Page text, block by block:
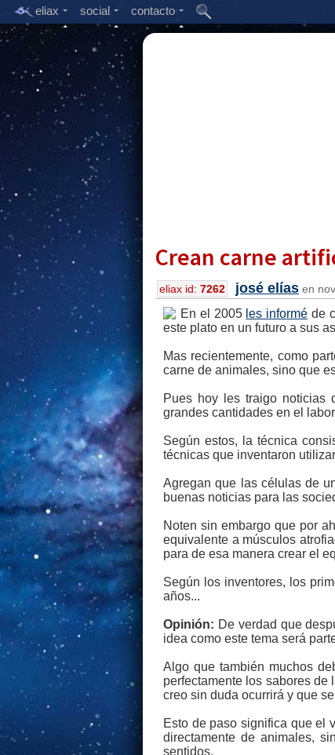
eliax social contacto
Crean carne
eliax id: 7262 josé elías en
En el 2005 les informé de
este plato en un futuro a sus
Mas recientemente, como
carne de animales, sino que
Pues hoy les traigo
grandes cantidades en el
Según estos, la técnica
técnicas que inventaron
Agregan que las células de
buenas noticias para las
Noten sin embargo que por
equivalente a músculos
para de esa manera crear el
Según los inventores, los
años...
Opinión: De verdad que
idea como este tema será
Algo que también muchos
perfectamente los sabores de
creo sin duda ocurrirá y que
Esto de paso significa que el
directamente de animales,
sentidos.